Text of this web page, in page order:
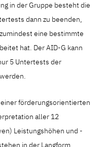
in der Gruppe besteht die
dann zu beenden,
eine bestimmte
hat. Der AID-G kann
5 Untertests der
förderungsorientierten
aller 12
Leistungshöhen und -
in der Langform